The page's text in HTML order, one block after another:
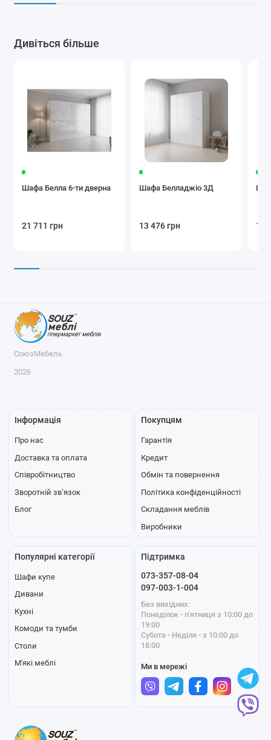
Дивіться більше
Шафа Белла 6-ти дверна
21 711 грн
Шафа Белладжіо 3Д
13 476 грн 17
СоюзМебель
2026
Інформація
Про нас
Доставка та оплата
Співробітництво
Зворотній зв’язок
Блог
Покупцям
Гарантія
Кредит
Обмін та повернення
Політика конфіденційності
Складання меблів
Виробники
Популярні категорії
Шафи купе
Дивани
Кухні
Комоди та тумби
Столи
М'які меблі
Підтримка
073-357-08-04
097-003-1-004
Без вихідних:
Понеділок - п'ятниця з 10:00 до
19:00
Субота - Неділя - з 10:00 до
18:00
Ми в мережі